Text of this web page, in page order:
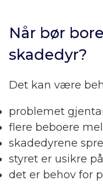
Når bør
skadedyr?
Det kan være
problemet
flere beboere
skadedyrene
styret er usikre
det er behov for